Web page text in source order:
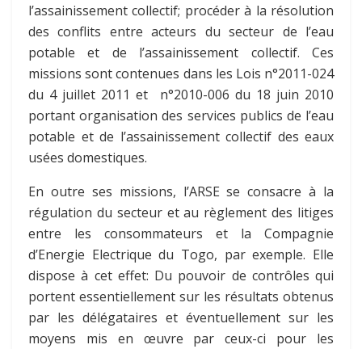
l’assainissement collectif; procéder à la résolution
des conflits entre acteurs du secteur de l’eau
potable et de l’assainissement collectif. Ces
missions sont contenues dans les Lois n°2011-024
du 4 juillet 2011 et n°2010-006 du 18 juin 2010
portant organisation des services publics de l’eau
potable et de l’assainissement collectif des eaux
usées domestiques.
En outre ses missions, l’ARSE se consacre à la
régulation du secteur et au règlement des litiges
entre les consommateurs et la Compagnie
d’Energie Electrique du Togo, par exemple. Elle
dispose à cet effet: Du pouvoir de contrôles qui
portent essentiellement sur les résultats obtenus
par les délégataires et éventuellement sur les
moyens mis en œuvre par ceux-ci pour les